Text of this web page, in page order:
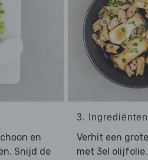
en
Snijd de
3.
Verhit een
met 3el